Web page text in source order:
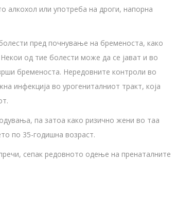
алкохол или употреба на дроги, напорна
пред почнување на бременоста, како
од тие болести може да се јават и во
бременоста. Нередовните контроли во
инфекција во урогениталниот тракт, која
па затоа како ризично жени во таа
по 35-годишна возраст.
сепак редовното одење на пренаталните